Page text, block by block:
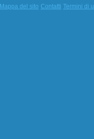
Mappa del sito Contatti Termini di